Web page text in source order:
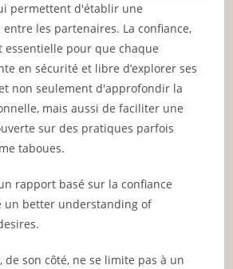
permettent d'établir une
les partenaires. La confiance,
essentielle pour que chaque
en sécurité et libre d’explorer ses
non seulement d'approfondir la
mais aussi de faciliter une
sur des pratiques parfois
taboues.
rapport basé sur la confiance
un better understanding of
de son côté, ne se limite pas à un